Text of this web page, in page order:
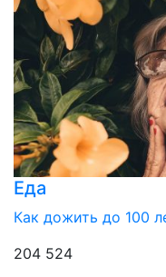
Еда
Как дожить до 100
204 524